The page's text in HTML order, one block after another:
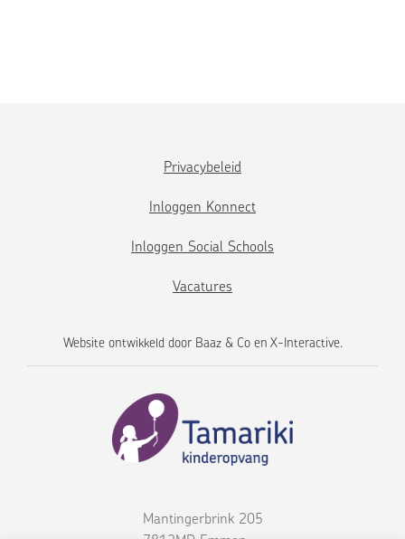
Privacybeleid
Inloggen Konnect
Inloggen Social Schools
Vacatures
Website ontwikkeld door Baaz & Coen X-Interactive.
Mantingerbrink 205